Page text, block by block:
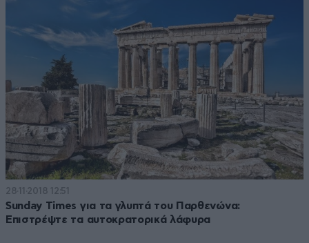
28·11·2018 12:51
Sunday Times για τα γλυπτά του Παρθενώνα:
Επιστρέψτε τα αυτοκρατορικά λάφυρα